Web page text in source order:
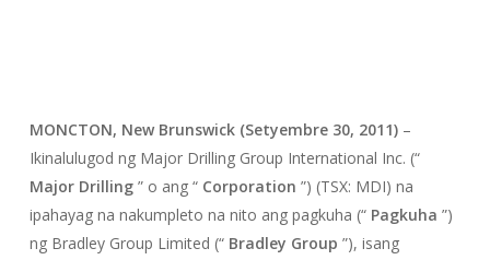
MONCTON, New Brunswick (Setyembre 30, 2011)–
Ikinalulugod ng Major Drilling Group International Inc. (“
Major Drilling” o ang “ Corporation ”) (TSX: MDI) na
ipahayag na nakumpleto na nito ang pagkuha (“ Pagkuha ”)
ng Bradley Group Limited (“ Bradley Group ”), isang